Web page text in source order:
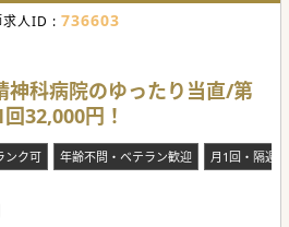
求人ID : 736603
科病院のゆったり当直/第
32,000円！
ンク可 年齢不問・ベテラン歓迎 月1回・隔週